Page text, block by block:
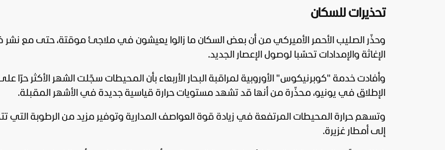
تحذيرات للسكان
وحذّر الصليب الأحمر الأميركي من أن بعض السكان ما زالوا يعيشون في ملاجئ موقتة، حتى مع نشر
الإغاثة والإمدادات تحسّبا لوصول الإعصار الجديد.
وأفادت خدمة "كوبرنيكوس" الأوروبية لمراقبة البحار الأربعاء بأن المحيطات سجّلت الشهر الأكثر حرّا
الإطلاق في يونيو، محذّرة من أنها قد تشهد مستويات حرارة قياسية جديدة في الأشهر المقبلة.
وتسهم حرارة المحيطات المرتفعة في زيادة قوة العواصف المدارية وتوفير مزيد من الرطوبة التي
إلى أمطار غزيرة.